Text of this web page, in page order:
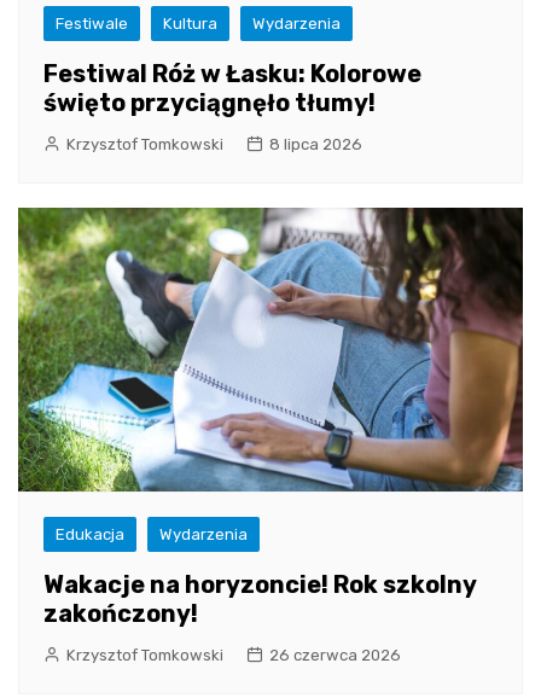
Festiwale Kultura Wydarzenia
Festiwal Róż w Łasku: Kolorowe
święto przyciągnęło tłumy!
Krzysztof Tomkowski 8 lipca 2026
Edukacja Wydarzenia
Wakacje na horyzoncie! Rok szkolny
zakończony!
Krzysztof Tomkowski 26 czerwca 2026